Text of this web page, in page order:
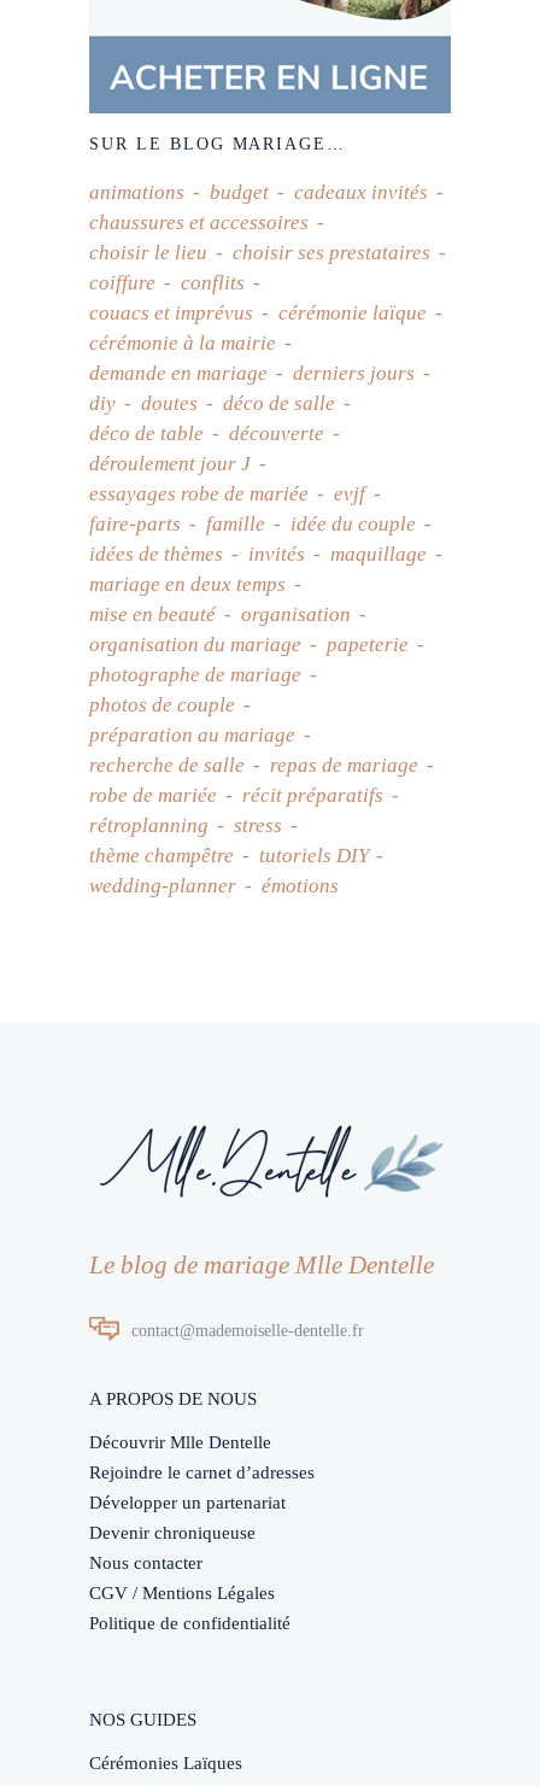
SUR LE BLOG MARIAGE…
animations budget
cadeaux invités
chaussures et accessoires
choisir le lieu
choisir ses prestataires
coiffure
conflits
couacs et imprévus
cérémonie laïque
cérémonie à la mairie
demande en mariage
derniers jours
diy
doutes
déco de salle
déco de table
découverte
déroulement jour J
essayages robe de mariée
evjf
faire-parts
famille
idée du couple
idées de thèmes
invités
maquillage
mariage en deux temps
mise en beauté
organisation
organisation du mariage
papeterie
photographe de mariage
photos de couple
préparation au mariage
recherche de salle
repas de mariage
robe de mariée
récit préparatifs
rétroplanning
stress
thème champêtre
tutoriels DIY
wedding-planner
émotions
Le blog de mariage Mlle Dentelle
contact@mademoiselle-dentelle.fr
A PROPOS DE NOUS
Découvrir Mlle Dentelle
Rejoindre le carnet d’adresses
Développer un partenariat
Devenir chroniqueuse
Nous contacter
CGV / Mentions Légales
Politique de confidentialité
NOS GUIDES
Cérémonies Laïques